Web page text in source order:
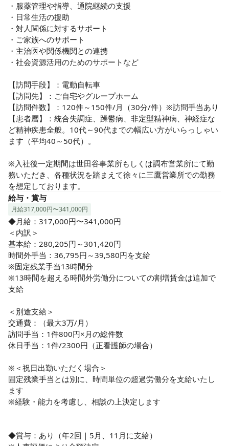
・服薬管理や指導、通院継続の支援
・日常生活の援助
・対人関係に対するサポート
・ご家族へのサポート
・主治医や関係機関との連携
・社会資源活用のためのサポートなど
【訪問手段】：電動自転車
【訪問先】：ご自宅やグループホーム
【訪問件数】：120件～150件/月（30分/件）※訪問手当あり
【患者層】：統合失調症、躁鬱病、非定型精神病、神経症な
ど精神疾患全般。10代～90代までの幅広い方がいらっしゃい
ます（平均40～50代）。
※入社後一定期間は世田谷事業所もしくは調布営業所にて勤
務いただき、各種状況を踏まえて徐々に三鷹営業所での勤務
を想定しております。
給与・賞与
月給317,000円〜341,000円
◆月給：317,000円〜341,000円
＜内訳＞
基本給：280,205円～301,420円
時間外手当：36,795円～39,580円を支給
※固定残業手当13時間分
※13時間を超える時間外労働分についての割増賃金は追加で
支給
＜別途支給＞
交通費：（最大3万/月）
訪問手当：1件800円×月の総件数
休日手当：1件/2300円（正看護師の場合）
※＜祝日出勤いただく場合＞
固定残業手当とは別に、時間単位の超過労働分を支給いたし
ます
※経験・能力を考慮し、相談の上決定します
◆賞与：あり（年2回｜5月、11月に支給）